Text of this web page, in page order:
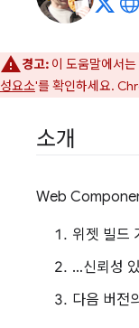
경고: 이 도움말에서
성요소'를 확인하세요.
소개
Web
위젯 빌드
…신뢰성
다음 버전